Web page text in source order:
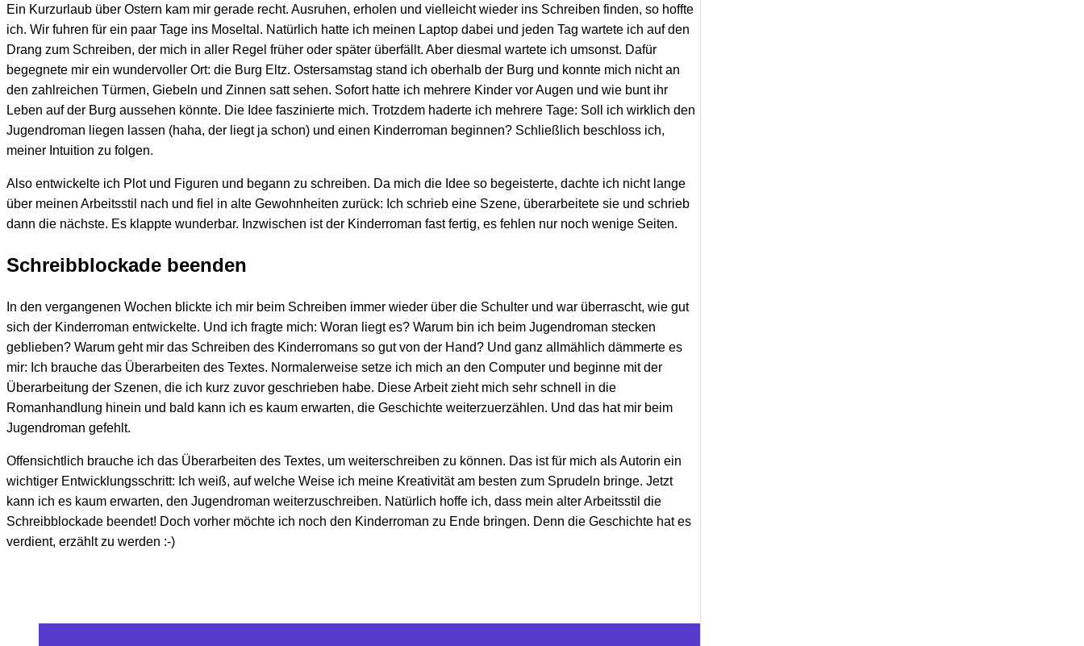
Ein Kurzurlaub über Ostern kam mir gerade recht. Ausruhen, erholen und vielleicht wieder ins Schreiben finden, so hoffte
ich. Wir fuhren für ein paar Tage ins Moseltal. Natürlich hatte ich meinen Laptop dabei und jeden Tag wartete ich auf den
Drang zum Schreiben, der mich in aller Regel früher oder später überfällt. Aber diesmal wartete ich umsonst. Dafür
begegnete mir ein wundervoller Ort: die Burg Eltz. Ostersamstag stand ich oberhalb der Burg und konnte mich nicht an
den zahlreichen Türmen, Giebeln und Zinnen satt sehen. Sofort hatte ich mehrere Kinder vor Augen und wie bunt ihr
Leben auf der Burg aussehen könnte. Die Idee faszinierte mich. Trotzdem haderte ich mehrere Tage: Soll ich wirklich den
Jugendroman liegen lassen (haha, der liegt ja schon) und einen Kinderroman beginnen? Schließlich beschloss ich,
meiner Intuition zu folgen.
Also entwickelte ich Plot und Figuren und begann zu schreiben. Da mich die Idee so begeisterte, dachte ich nicht lange
über meinen Arbeitsstil nach und fiel in alte Gewohnheiten zurück: Ich schrieb eine Szene, überarbeitete sie und schrieb
dann die nächste. Es klappte wunderbar. Inzwischen ist der Kinderroman fast fertig, es fehlen nur noch wenige Seiten.
Schreibblockade beenden
In den vergangenen Wochen blickte ich mir beim Schreiben immer wieder über die Schulter und war überrascht, wie gut
sich der Kinderroman entwickelte. Und ich fragte mich: Woran liegt es? Warum bin ich beim Jugendroman stecken
geblieben? Warum geht mir das Schreiben des Kinderromans so gut von der Hand? Und ganz allmählich dämmerte es
mir: Ich brauche das Überarbeiten des Textes. Normalerweise setze ich mich an den Computer und beginne mit der
Überarbeitung der Szenen, die ich kurz zuvor geschrieben habe. Diese Arbeit zieht mich sehr schnell in die
Romanhandlung hinein und bald kann ich es kaum erwarten, die Geschichte weiterzuerzählen. Und das hat mir beim
Jugendroman gefehlt.
Offensichtlich brauche ich das Überarbeiten des Textes, um weiterschreiben zu können. Das ist für mich als Autorin ein
wichtiger Entwicklungsschritt: Ich weiß, auf welche Weise ich meine Kreativität am besten zum Sprudeln bringe. Jetzt
kann ich es kaum erwarten, den Jugendroman weiterzuschreiben. Natürlich hoffe ich, dass mein alter Arbeitsstil die
Schreibblockade beendet! Doch vorher möchte ich noch den Kinderroman zu Ende bringen. Denn die Geschichte hat es
verdient, erzählt zu werden :-)